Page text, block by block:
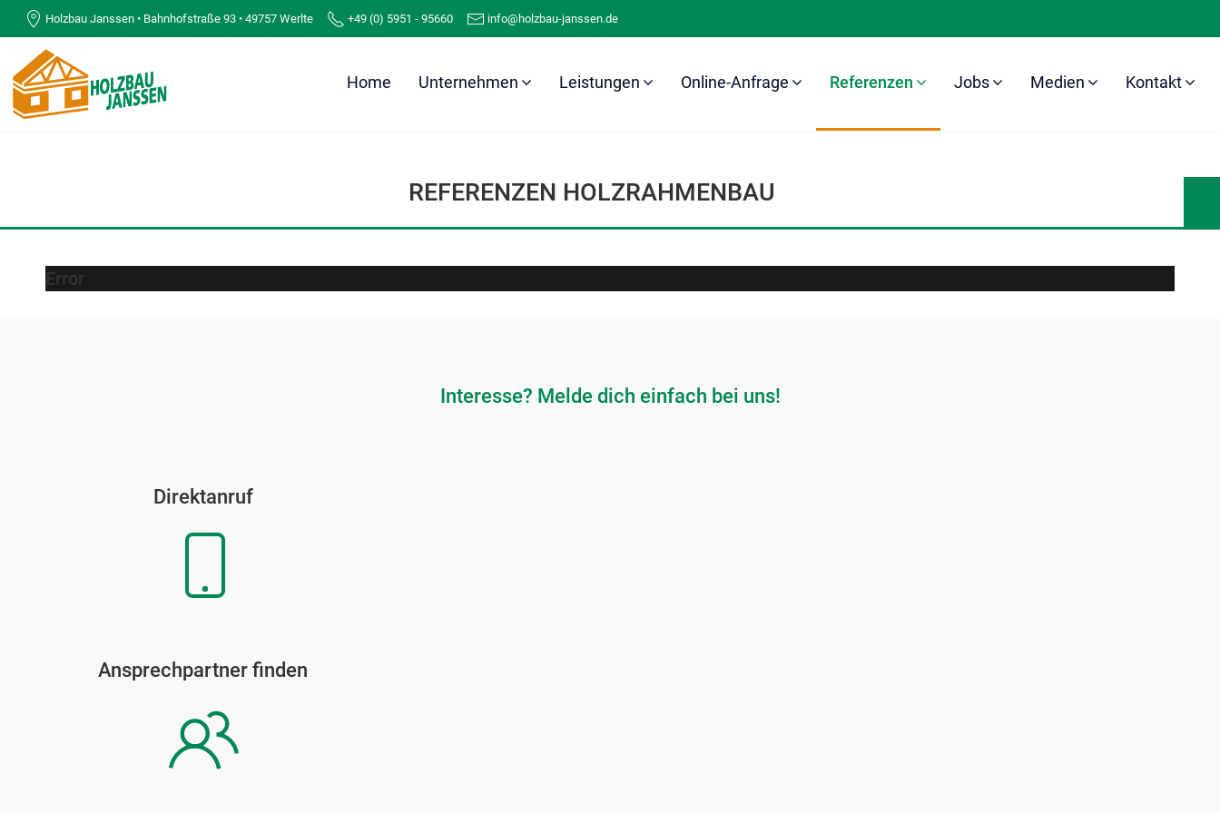
Holzbau Janssen • Bahnhofstraße 93 • 49757 Werlte +49 (0) 5951 - 95660 info@holzbau-janssen.de
Home Unternehmen Leistungen Online-Anfrage Referenzen Jobs Medien Kontakt
REFERENZEN HOLZRAHMENBAU
Error
Interesse? Melde dich einfach bei uns!
Direktanruf
Ansprechpartner finden